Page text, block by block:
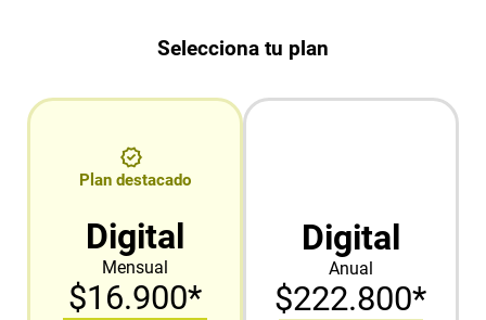
Selecciona tu plan
Plan destacado
Digital
Mensual
$16.900*
Digital
Anual
$222.800*